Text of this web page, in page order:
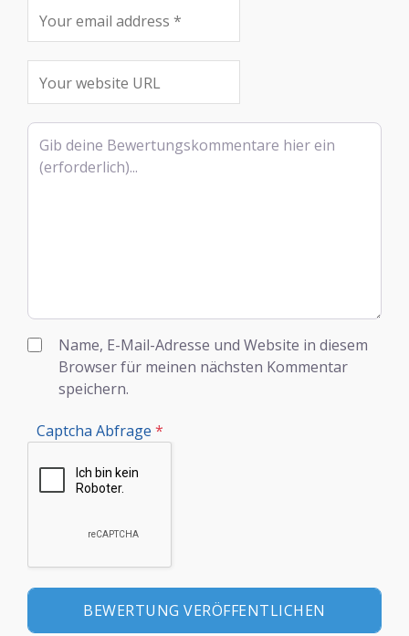
Rezensionstext
Name, E-Mail-Adresse und Website in diesem
Browser für meinen nächsten Kommentar
speichern.
Captcha Abfrage *